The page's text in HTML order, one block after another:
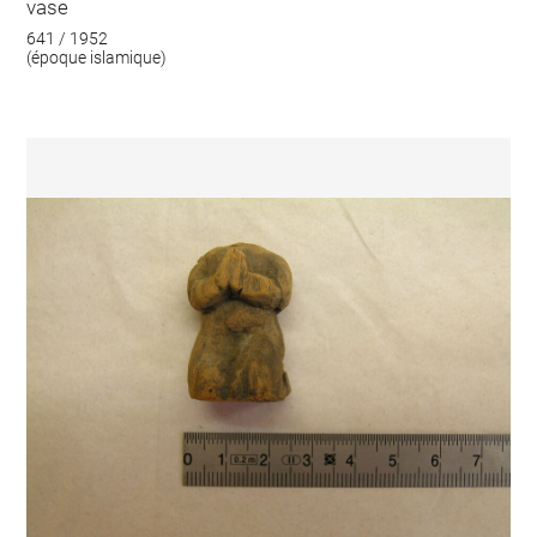
vase
641 / 1952
(époque islamique)